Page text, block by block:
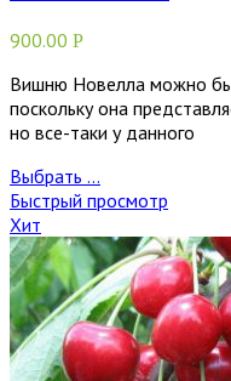
900.00 Р
Вишню Новелла можно
поскольку она
но все-таки у данного
Выбрать ...
Быстрый просмотр
Хит